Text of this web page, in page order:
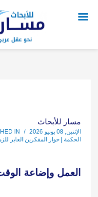
مسار للأبحاث
الإثنين, 08 يونيو 2026 /
IN
الحكمة | حوار المفكرين العابر
العمل وإضاعة